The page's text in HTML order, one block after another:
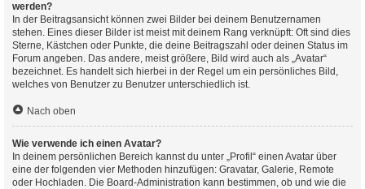
werden?
In der Beitragsansicht können zwei Bilder bei deinem Benutzernamen
stehen. Eines dieser Bilder ist meist mit deinem Rang verknüpft: Oft sind dies
Sterne, Kästchen oder Punkte, die deine Beitragszahl oder deinen Status im
Forum angeben. Das andere, meist größere, Bild wird auch als „Avatar“
bezeichnet. Es handelt sich hierbei in der Regel um ein persönliches Bild,
welches von Benutzer zu Benutzer unterschiedlich ist.
Nach oben
Wie verwende ich einen Avatar?
In deinem persönlichen Bereich kannst du unter „Profil“ einen Avatar über
eine der folgenden vier Methoden hinzufügen: Gravatar, Galerie, Remote
oder Hochladen. Die Board-Administration kann bestimmen, ob und wie die